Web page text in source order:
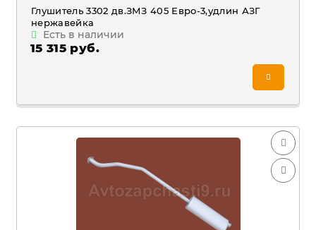
Глушитель 3302 дв.ЗМЗ 405 Евро-3,удлин АЗГ
нержавейка
Есть в наличии
15 315 руб.